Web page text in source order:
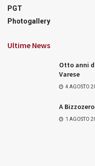
PGT
Photogallery
Ultime News
Otto anni
Varese
4 AGOSTO
A
1 AGOSTO